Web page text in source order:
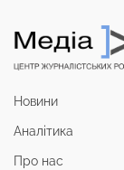
Новини
Аналітика
Про нас